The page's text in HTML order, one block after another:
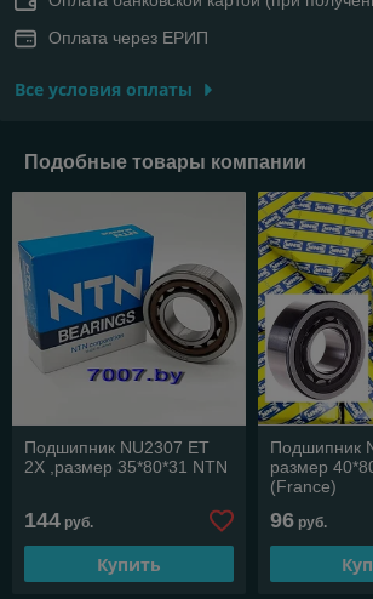
Оплата через ЕРИП
Все условия оплаты
Подобные товары компании
Подшипник NU2307 ET
2X ,размер 35*80*31 NTN
144 руб.
Купить
Подшипник
размер
(France)
96руб.